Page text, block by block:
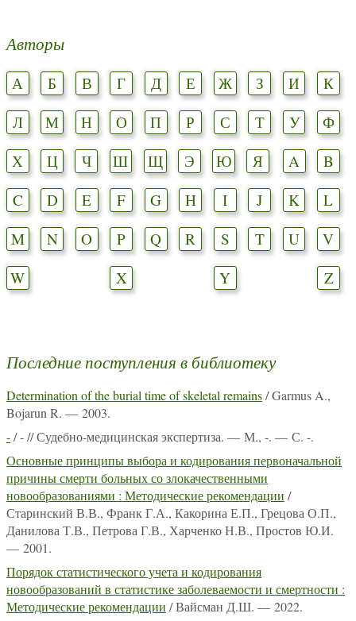
Авторы
А Б В Г Д Е Ж З И
К
Л
М Н О П Р С Т У
Ф
Х
Ц Ч Ш Щ Э Ю Я A
B
C
D E F G H I J K
L
M
N O P Q R S T U
V
W
X Y Z
Последние поступления в библиотеку
Determination of the burial time of skeletal remains/ Garmus A.,
Bojarun R. — 2003.
-/ - // Судебно-медицинская экспертиза. — М., -. — С. -.
Основные принципы выбора и кодирования первоначальной
причины смерти больных со злокачественными
новообразованиями : Методические рекомендации /
Старинский В.В., Франк Г.А., Какорина Е.П., Грецова О.П.,
Данилова Т.В., Петрова Г.В., Харченко Н.В., Простов Ю.И.
— 2001.
Порядок статистического учета и кодирования
новообразований в статистике заболеваемости и смертности :
Методические рекомендации / Вайсман Д.Ш. — 2022.